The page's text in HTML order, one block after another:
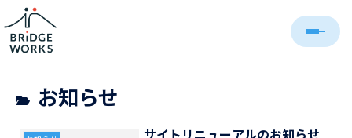
お知らせ
サイトリニューアルのお知らせ